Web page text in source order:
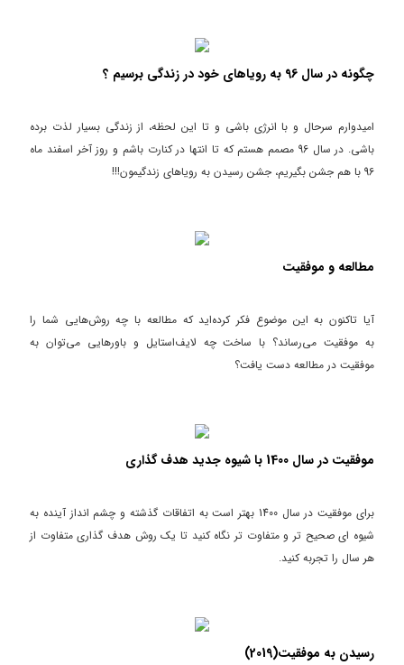
چگونه در سال 96 به رویاهای خود در زندگی برسیم ؟
امیدوارم سرحال و با انرژی باشی و تا این لحظه، از زندگی بسیار لذت برده
باشی. در سال 96 مصمم هستم که تا انتها در کنارت باشم و روز آخر اسفند ماه
96 با هم جشن بگیریم، جشن رسیدن به رویاهای زندگیمون!!!
مطالعه و موفقیت
آیا تاکنون به این موضوع فکر کرده‌اید که مطالعه با چه روش‌هایی شما را
به موفقیت می‌رساند؟ با ساخت چه لایف‌استایل و باورهایی می‌توان به
موفقیت در مطالعه دست یافت؟
موفقیت در سال 1400 با شیوه جدید هدف گذاری
برای موفقیت در سال 1400 بهتر است به اتفاقات گذشته و چشم انداز آینده به
شیوه ای صحیح تر و متفاوت تر نگاه کنید تا یک روش هدف گذاری متفاوت از
هر سال را تجربه کنید.
رسیدن به موفقیت(2019)